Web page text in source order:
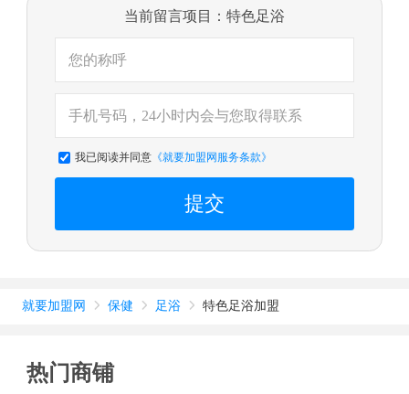
当前留言项目：特色足浴
我已阅读并同意《就要加盟网服务条款》
提交
就要加盟网  保健  足浴  特色足浴加盟
热门商铺